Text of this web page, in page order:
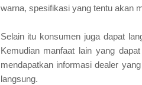
warna, spesifikasi yang tentu akan
Selain itu konsumen juga dapat
Kemudian manfaat lain yang
mendapatkan informasi dealer
langsung.